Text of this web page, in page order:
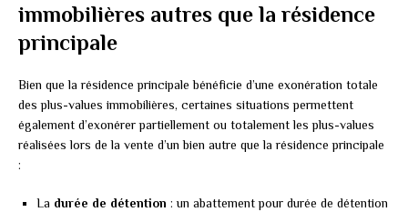
immobilières autres que la résidence
principale
Bien que la résidence principale bénéficie d’une exonération totale
des plus-values immobilières, certaines situations permettent
également d’exonérer partiellement ou totalement les plus-values
réalisées lors de la vente d’un bien autre que la résidence principale
:
La durée de détention : un abattement pour durée de détention